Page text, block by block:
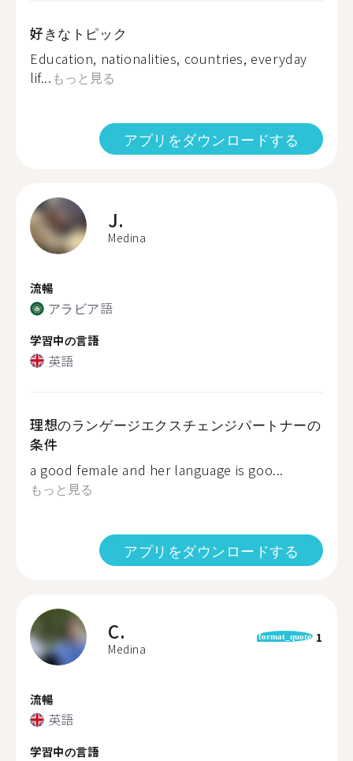
好きなトピック
Education, nationalities, countries, everyday
lif... もっと見る
アプリをダウンロードする
J.
Medina
流暢
アラビア語
学習中の言語
英語
理想のランゲージエクスチェンジパートナーの
条件
a good female and her language is goo...
もっと見る
アプリをダウンロードする
C.
Medina
format_quote 1
流暢
英語
学習中の言語